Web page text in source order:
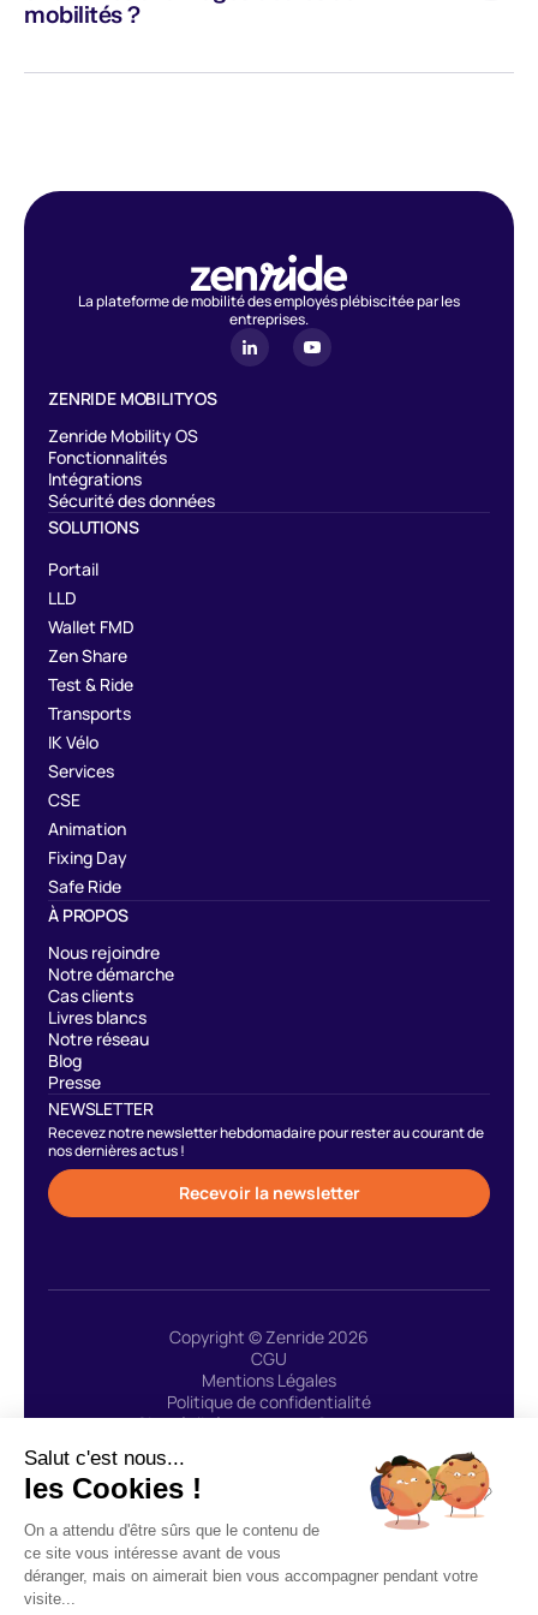
mobilités ?
Le service Zenride est cumulable avec les autres dispositifs de
La plateforme de mobilité des employés plébiscitée par les
entreprises.
ZENRIDE MOBILITY OS
Zenride Mobility OS
Fonctionnalités
Intégrations
Sécurité des données
SOLUTIONS
Portail
LLD
Wallet FMD
Zen Share
Test & Ride
Transports
IK Vélo
Services
CSE
Animation
Fixing Day
Safe Ride
À PROPOS
Nous rejoindre
Notre démarche
Cas clients
Livres blancs
Notre réseau
Blog
Presse
NEWSLETTER
Recevez notre newsletter hebdomadaire pour rester au courant de
nos dernières actus !
Recevoir la newsletter
Copyright © Zenride 2026
CGU
Mentions Légales
Politique de confidentialité
Site réalisé avec 🩷 par Greenstory
ZENRIDE fait appel au prestataire de service de
paiement LEMONWAY : « Agent de Lemonway (établissement de
paiement dont le siège social est situé au 8, rue du Sentier 75002
Paris, agréé par l’ACPR sous le numéro 16568) inscrit au Registre
Salut c'est nous...
les Cookies !
On a attendu d'être sûrs que le contenu de
ce site vous intéresse avant de vous
déranger, mais on aimerait bien vous accompagner pendant votre
visite...